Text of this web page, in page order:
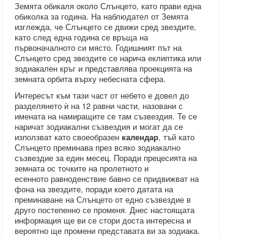
Земята обикаля около Слънцето, като прави една
обиколка за година. На наблюдател от Земята
изглежда, че Слънцето се движи сред звездите,
като след една година се връща на
първоначалното си място. Годишният път на
Слънцето сред звездите се нарича еклиптика или
зодиакален кръг и представлява проекцията на
земната орбита върху небесната сфера.
Интересът към тази част от небето е довел до
разделянето ѝ на 12 равни части, назовани с
имената на намиращите се там съзвездия. Те се
наричат зодиакални съзвездия и могат да се
използват като своеобразен календар, тъй като
Слънцето преминава през всяко зодиакално
съзвездие за един месец. Поради прецесията на
земната ос точките на пролетното и
есенното равноденствие бавно се придвижват на
фона на звездите, поради което датата на
преминаване на Слънцето от едно съзвездие в
друго постепенно се променя. Днес настоящата
информация ще ви се стори доста интересна и
вероятно ще промени представата ви за зодиака.